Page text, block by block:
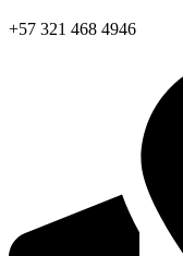
+57 321 468 4946